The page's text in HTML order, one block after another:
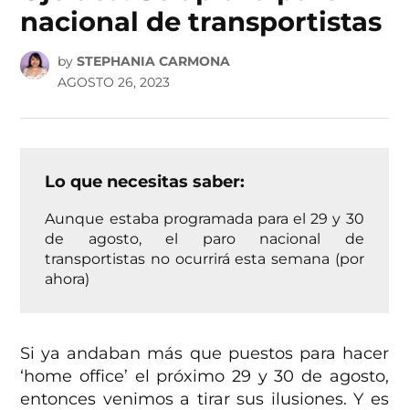
nacional de transportistas
by STEPHANIA CARMONA
AGOSTO 26, 2023
Lo que necesitas saber:
Aunque estaba programada para el 29 y 30
de agosto, el paro nacional de
transportistas no ocurrirá esta semana (por
ahora)
Si ya andaban más que puestos para hacer
‘home office’ el próximo 29 y 30 de agosto,
entonces venimos a tirar sus ilusiones. Y es